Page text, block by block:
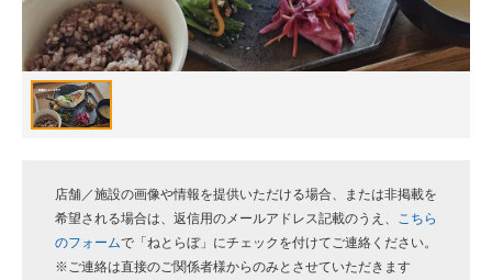
進化するPCとデバイスの未来
好きが集まる 比べて選べる
ビジネスと働き方のヒント
企業ITのトレンドを詳説
経営リーダーのコミュニティ
店舗／施設の画像や情報を提供いただける場合、または非掲載を
希望される場合は、返信用のメールアドレス記載のうえ、
こちら
のフォームで「ねとらぼ」にチェックを付けてご連絡ください。
※ご連絡は直接のご関係者様からのみとさせていただきます